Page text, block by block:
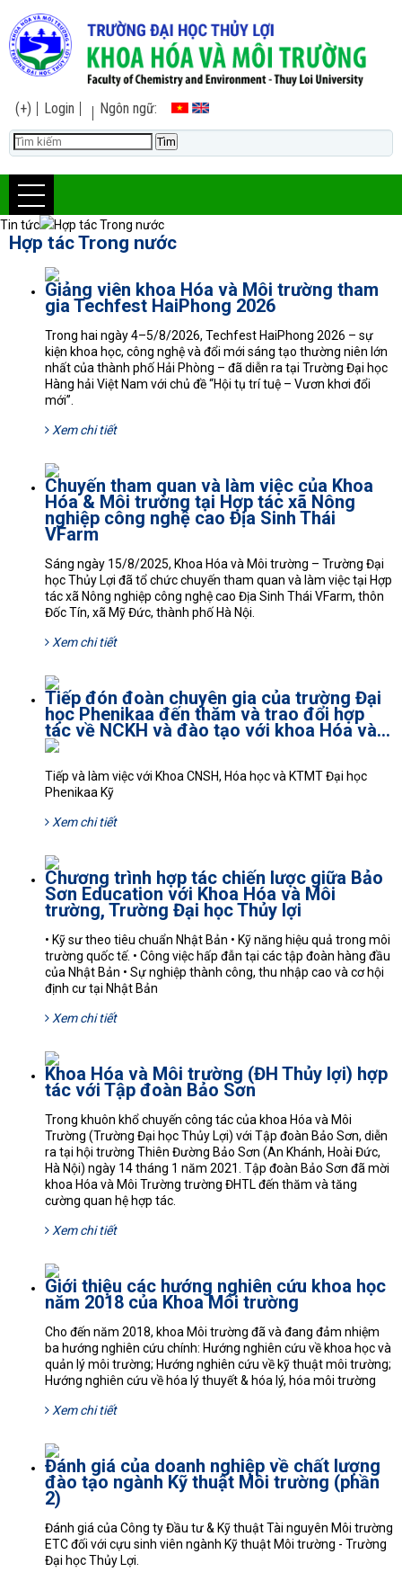
(+) Login Ngôn ngữ:
Tin tức Hợp tác Trong nước
Hợp tác Trong nước
Giảng viên khoa Hóa và Môi trường tham
gia Techfest HaiPhong 2026
Trong hai ngày 4–5/8/2026, Techfest HaiPhong 2026 – sự
kiện khoa học, công nghệ và đổi mới sáng tạo thường niên lớn
nhất của thành phố Hải Phòng – đã diễn ra tại Trường Đại học
Hàng hải Việt Nam với chủ đề “Hội tụ trí tuệ – Vươn khơi đổi
mới”.
Xem chi tiết
Chuyến tham quan và làm việc của Khoa
Hóa & Môi trường tại Hợp tác xã Nông
nghiệp công nghệ cao Địa Sinh Thái
VFarm
Sáng ngày 15/8/2025, Khoa Hóa và Môi trường – Trường Đại
học Thủy Lợi đã tổ chức chuyến tham quan và làm việc tại Hợp
tác xã Nông nghiệp công nghệ cao Địa Sinh Thái VFarm, thôn
Đốc Tín, xã Mỹ Đức, thành phố Hà Nội.
Xem chi tiết
Tiếp đón đoàn chuyên gia của trường Đại
học Phenikaa đến thăm và trao đổi hợp
tác về NCKH và đào tạo với khoa Hóa và...
Tiếp và làm việc với Khoa CNSH, Hóa học và KTMT Đại học
Phenikaa Kỹ
Xem chi tiết
Chương trình hợp tác chiến lược giữa Bảo
Sơn Education với Khoa Hóa và Môi
trường, Trường Đại học Thủy lợi
• Kỹ sư theo tiêu chuẩn Nhật Bản • Kỹ năng hiệu quả trong môi
trường quốc tế. • Công việc hấp đẫn tại các tập đoàn hàng đầu
của Nhật Bản • Sự nghiệp thành công, thu nhập cao và cơ hội
định cư tại Nhật Bản
Xem chi tiết
Khoa Hóa và Môi trường (ĐH Thủy lợi) hợp
tác với Tập đoàn Bảo Sơn
Trong khuôn khổ chuyến công tác của khoa Hóa và Môi
Trường (Trường Đại học Thủy Lợi) với Tập đoàn Bảo Sơn, diễn
ra tại hội trường Thiên Đường Bảo Sơn (An Khánh, Hoài Đức,
Hà Nội) ngày 14 tháng 1 năm 2021. Tập đoàn Bảo Sơn đã mời
khoa Hóa và Môi Trường trường ĐHTL đến thăm và tăng
cường quan hệ hợp tác.
Xem chi tiết
Giới thiệu các hướng nghiên cứu khoa học
năm 2018 của Khoa Môi trường
Cho đến năm 2018, khoa Môi trường đã và đang đảm nhiệm
ba hướng nghiên cứu chính: Hướng nghiên cứu về khoa học và
quản lý môi trường; Hướng nghiên cứu về kỹ thuật môi trường;
Hướng nghiên cứu về hóa lý thuyết & hóa lý, hóa môi trường
Xem chi tiết
Đánh giá của doanh nghiệp về chất lượng
đào tạo ngành Kỹ thuật Môi trường (phần
2)
Đánh giá của Công ty Đầu tư & Kỹ thuật Tài nguyên Môi trường
ETC đối với cựu sinh viên ngành Kỹ thuật Môi trường - Trường
Đại học Thủy Lợi.